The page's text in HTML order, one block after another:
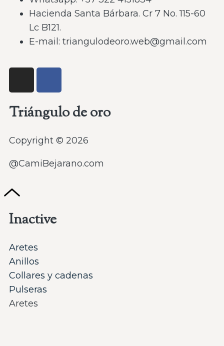
Hacienda Santa Bárbara. Cr 7 No. 115-60
Lc B121.
E-mail: triangulodeoro.web@gmail.com
Triángulo de oro
Copyright © 2026
@CamiBejarano.com
Inactive
Aretes
Anillos
Collares y cadenas
Pulseras
Aretes